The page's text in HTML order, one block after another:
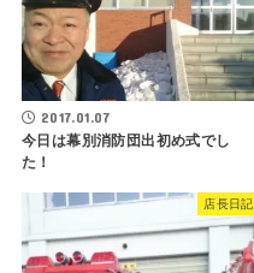
2017.01.07
今日は幕別消防団出初め式でし
た！
店長日記